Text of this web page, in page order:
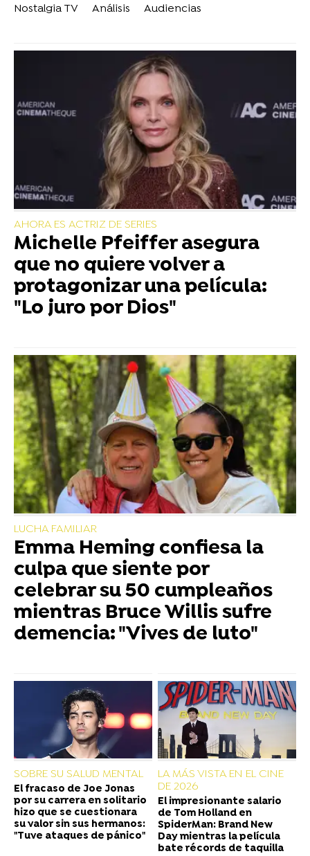
Nostalgia TV
Análisis Audiencias
AHORA ES ACTRIZ DE SERIES
Michelle Pfeiffer asegura
que no quiere volver a
protagonizar una película:
"Lo juro por Dios"
LUCHA FAMILIAR
Emma Heming confiesa la
culpa que siente por
celebrar su 50 cumpleaños
mientras Bruce Willis sufre
demencia: "Vives de luto"
SOBRE SU SALUD MENTAL
El fracaso de Joe Jonas
por su carrera en solitario
hizo que se cuestionara
su valor sin sus hermanos:
"Tuve ataques de pánico"
LA MÁS VISTA EN EL CINE
DE 2026
El impresionante salario
de Tom Holland en
SpiderMan: Brand New
Day mientras la película
bate récords de taquilla